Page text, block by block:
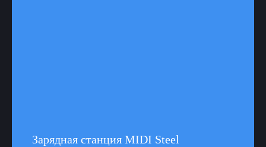
Зарядная станция MIDI Steel